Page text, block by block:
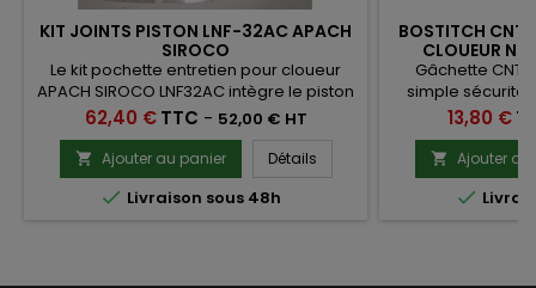
KIT JOINTS PISTON LNF-32AC APACH
SIROCO
Le kit pochette entretien pour cloueur
APACH SIROCO LNF32AC intègre le piston
et le percuteur assemblés ainsi que les
joints qui vont avec.
Prix
62,40 € TTC - 52,00 € HT
 Ajouter au panier Détails
 Livraison sous 48h
BOSTITCH
CLOUEUR
Gâchette
simple sécurité
cloueur
Prix
13,80 €
 Ajouter au
